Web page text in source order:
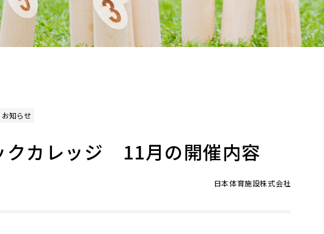
お知らせ
クカレッジ 11月の開催内容
日本体育施設株式会社